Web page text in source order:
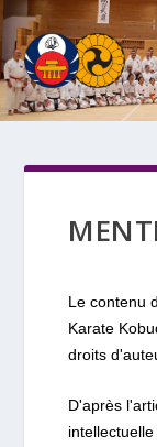
Le contenu
Karate
droits
D'après
intellectuelle